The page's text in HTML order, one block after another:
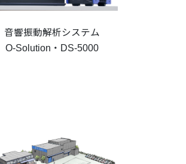
音響振動解析システム
O-Solution・DS-5000